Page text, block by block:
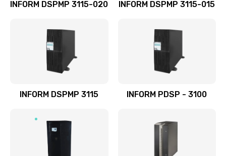
INFORM DSPMP 3115-020 INFORM DSPMP 3115-015
INFORM DSPMP 3115 INFORM PDSP - 3100